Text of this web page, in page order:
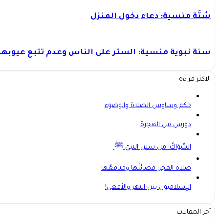
سُنَّة منسية: دعاء دخول المنزل
سنة نبوية منسية: الستر على الناس وعدم تتبع
الاكثر قراءة
حكم وساوس الصلاة والوضوء
دورس من الهجرة
السِّوَاكُ: من سنن النبيّ ﷺ
صلاة الفجر: فضائلُها ومنافعُها
الإسلاميون بين النهر والأفعى!
آخر المقالات